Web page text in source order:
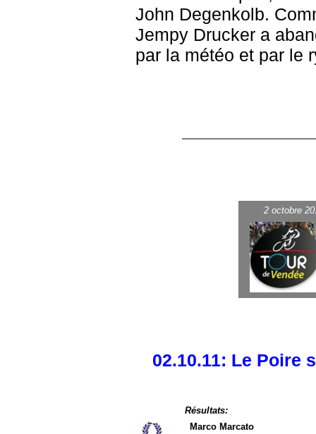
John Degenkolb.
Jempy Drucker a
par la météo et par le
2 octobre
02.10.11: Le Poire
Résultats:
Marco Marcato